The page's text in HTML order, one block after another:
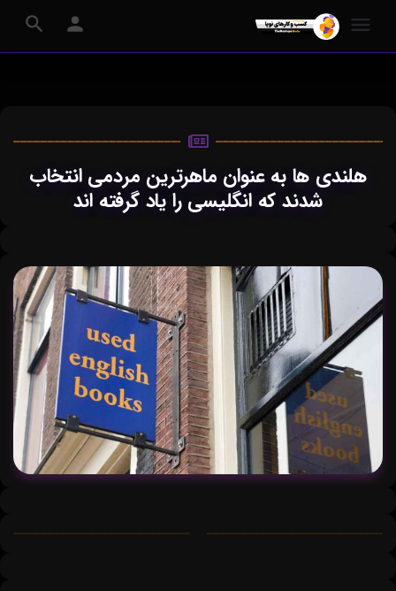
هلندی ها به عنوان ماهرترین مردمی انتخاب
شدند که انگلیسی را یاد گرفته اند